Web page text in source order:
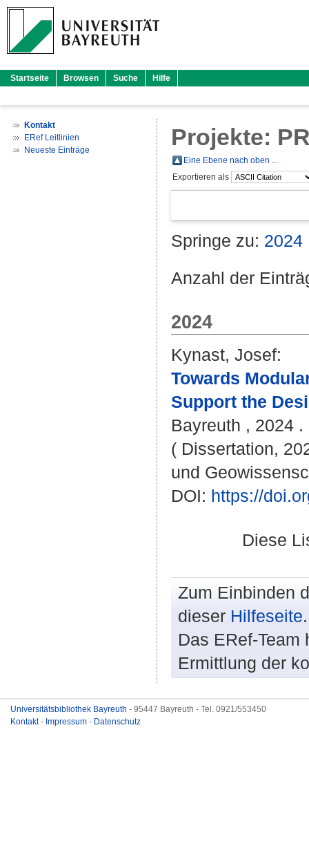
Startseite Browsen Suche Hilfe
Kontakt
ERef Leitlinien
Neueste Einträge
Projekte:
Eine Ebene nach oben ...
Exportieren als
Springe zu: 2024
Anzahl der
2024
Kynast, Josef:
Towards
Support the
Bayreuth , 2024
( Dissertation,
und
DOI: https://
Diese
Zum Einbinden
dieser Hilfeseite.
Das ERef-
Ermittlung der
Universitätsbibliothek Bayreuth - 95447 Bayreuth - Tel. 0921/553450
Kontakt- Impressum - Datenschutz